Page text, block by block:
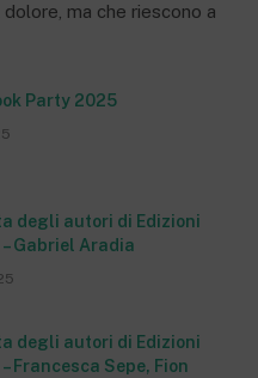
ma che riescono a
Party 2025
degli autori di Edizioni
Gabriel Aradia
degli autori di Edizioni
Francesca Sepe, Fion